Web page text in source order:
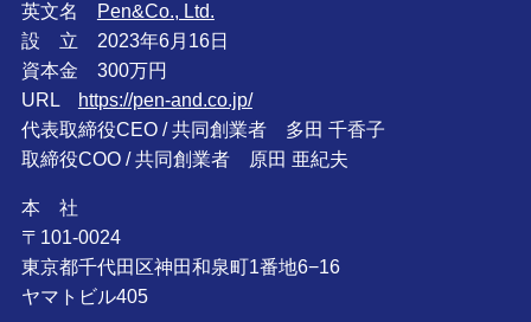
英文名 Pen&Co., Ltd.
設 立 2023年6月16日
資本金 300万円
URL https://pen-and.co.jp/
代表取締役CEO / 共同創業者 多田 千香子
取締役COO / 共同創業者 原田 亜紀夫
本 社
〒101-0024
東京都千代田区神田和泉町1番地6−16
ヤマトビル405